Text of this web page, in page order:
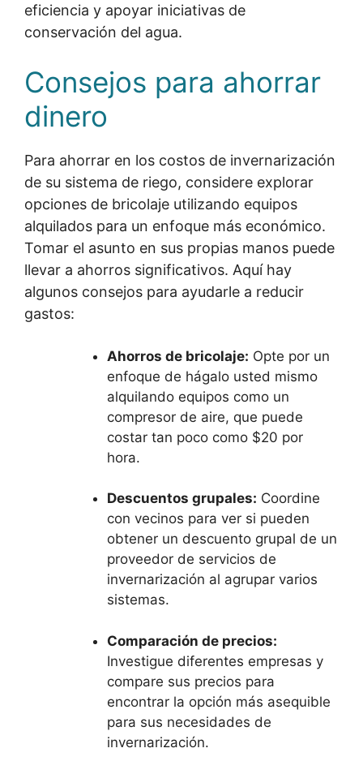
eficiencia y apoyar iniciativas de
conservación del agua.
Consejos para ahorrar
dinero
Para ahorrar en los costos de invernarización
de su sistema de riego, considere explorar
opciones de bricolaje utilizando equipos
alquilados para un enfoque más económico.
Tomar el asunto en sus propias manos puede
llevar a ahorros significativos. Aquí hay
algunos consejos para ayudarle a reducir
gastos:
Ahorros de bricolaje: Opte por un
enfoque de hágalo usted mismo
alquilando equipos como un
compresor de aire, que puede
costar tan poco como $20 por
hora.
Descuentos grupales: Coordine
con vecinos para ver si pueden
obtener un descuento grupal de un
proveedor de servicios de
invernarización al agrupar varios
sistemas.
Comparación de precios:
Investigue diferentes empresas y
compare sus precios para
encontrar la opción más asequible
para sus necesidades de
invernarización.